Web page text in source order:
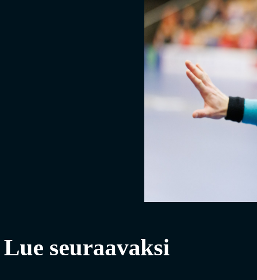
Lue seuraavaksi